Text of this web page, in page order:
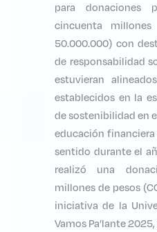
para
cincuenta
50.000.000) con
de responsabilidad
estuvieran
establecidos en la
de sostenibilidad en
educación financiera
sentido durante el
realizó una
millones de pesos
iniciativa de la
Vamos Pa’lante